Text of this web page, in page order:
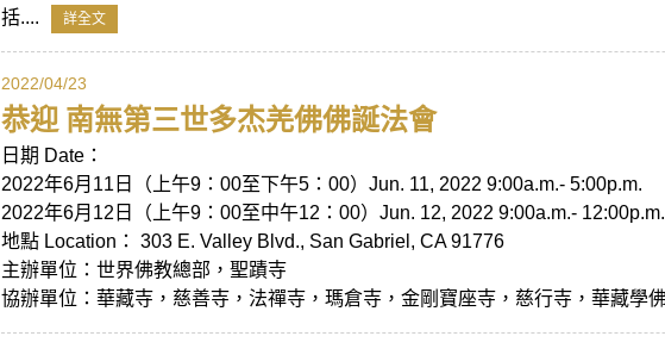
括....
詳全文
2022/04/23
恭迎 南無第三世多杰羌佛佛誕法會
日期 Date：
2022年6月11日（上午9：00至下午5：00）Jun. 11, 2022 9:00a.m.- 5:00p.m.
2022年6月12日（上午9：00至中午12：00）Jun. 12, 2022 9:00a.m.- 12:00p.m.
地點 Location： 303 E. Valley Blvd., San Gabriel, CA 91776
主辦單位：世界佛教總部，聖蹟寺
協辦單位：華藏寺，慈善寺，法禪寺，瑪倉寺，金剛寶座寺，慈行寺，華藏學